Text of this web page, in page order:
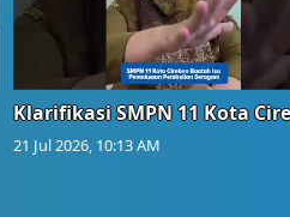
Klarifikasi SMPN 11 Kota
21 Jul 2026, 10:13 AM